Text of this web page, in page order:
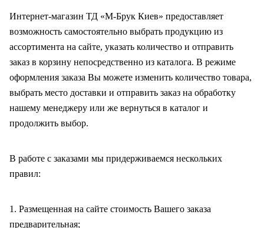
Интернет-магазин ТД «М-Брук Киев» предоставляет
возможность самостоятельно выбрать продукцию из
ассортимента на сайте, указать количество и отправить
заказ в корзину непосредственно из каталога. В режиме
оформления заказа Вы можете изменить количество товара,
выбрать место доставки и отправить заказ на обработку
нашему менеджеру или же вернуться в каталог и
продолжить выбор.
В работе с заказами мы придерживаемся нескольких
правил:
1. Размещенная на сайте стоимость Вашего заказа
предварительная;